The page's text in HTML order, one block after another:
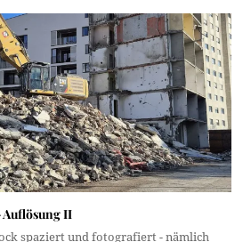
Auflösung II
spaziert und fotografiert - nämlich